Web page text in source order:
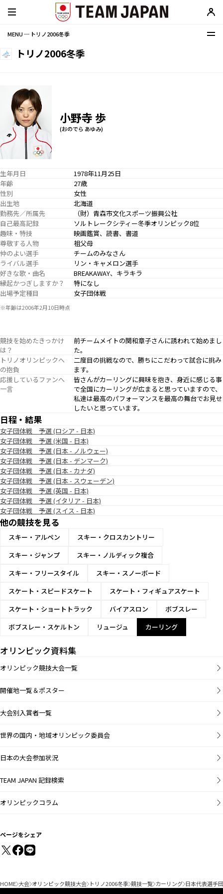
MENU ─ トリノ2006冬季
トリノ2006冬季
小野寺 歩
(おのでら あゆみ)
生年月日
1978年11月25日
年齢
27歳
性別
女性
出生地
北海道
勤務先／所属先
（財）青森市文化スポーツ振興公社
自己最高記録
ソルトレークシティー冬季オリンピック8位
趣味・特技
映画鑑賞、読書、書道
尊敬する人物
祖父母
仲のよい選手
チームのみなさん
ライバル選手
リン・キャメロン選手
好きな歌・曲名
BREAKAWAY、キラキラ
縁起かつぎしますか？
特になし
出場予定種目
女子団体戦
※年齢は2006年2月10日時点
競技を始めたきっかけ
は？
前チームメイトの関和章子さんに誘われて始めまし
た。
トリノオリンピックへ
の抱負
二度目の挑戦なので、勝ちにこだわって試合に挑み
ます。
応援しているファンへ
一言
皆さんがカーリングに興味を抱き、身近に感じる事
で全国にカーリングが広まると思っていますので、
私達は最高のパフォーマンスを最高の舞台でお見せ
したいと思っています。
日程・結果
女子団体戦 予選 (ロシア - 日本)
女子団体戦 予選 (米国 - 日本)
女子団体戦 予選 (日本 - ノルウェー)
女子団体戦 予選 (日本 - デンマーク)
女子団体戦 予選 (日本 - カナダ)
女子団体戦 予選 (日本 - スウェーデン)
女子団体戦 予選 (英国 - 日本)
女子団体戦 予選 (イタリア - 日本)
女子団体戦 予選 (スイス - 日本)
他の競技を見る
スキー・アルペン
スキー・クロスカントリー
スキー・ジャンプ
スキー・ノルディック複合
スキー・フリースタイル
スキー・スノーボード
スケート・スピードスケート
スケート・フィギュアスケート
スケート・ショートトラック
バイアスロン
ボブスレー
ボブスレー・スケルトン
リュージュ カーリング
オリンピック資料集
オリンピック競技大会一覧
開催地一覧＆ポスター
大会別入賞者一覧
世界の国内・地域オリンピック委員会
日本の大会参加状況
TEAM JAPAN 記録検索
オリンピックコラム
ページをシェア
HOME 大会 オリンピック競技大会 トリノ2006冬季 競技一覧 カーリング 日本代表選手団